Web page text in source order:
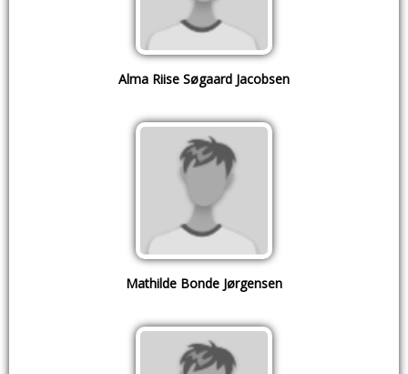
Alma Riise Søgaard Jacobsen
Mathilde Bonde Jørgensen